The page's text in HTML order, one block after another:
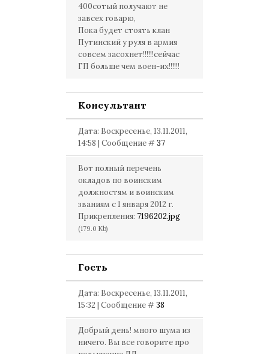
400сотый получают не
завсех говарю,
Пока будет стоять клан
Путинский у руля в армия
совсем засохнет!!!!!!сейчас
ГП больше чем воен-их!!!!!!
Консультант
Дата: Воскресенье, 13.11.2011,
14:58 | Сообщение #37
Вот полный перечень
окладов по воинским
должностям и воинским
званиям с 1 января 2012 г.
Прикрепления: 7196202.jpg
(179.0 Kb)
Гость
Дата: Воскресенье, 13.11.2011,
15:32 | Сообщение #38
Добрый день! много шума из
ничего. Вы все говорите про